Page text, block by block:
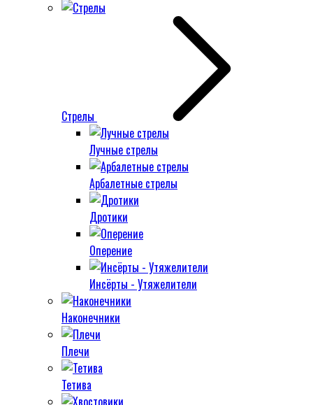
Стрелы
Лучные стрелы
Арбалетные стрелы
Дротики
Оперение
Инсёрты - Утяжелители
Наконечники
Плечи
Тетива